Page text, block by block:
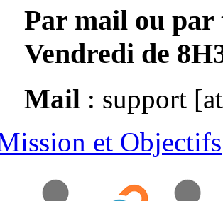
Par mail ou par
Vendredi de
Mail : support
et Objectifs